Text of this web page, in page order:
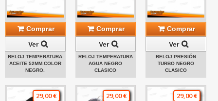
Comprar
Ver
RELOJ TEMPERATURA
ACEITE 52MM.COLOR
NEGRO.
Comprar
Ver
RELOJ TEMPERATURA
AGUA NEGRO
CLASICO
Comprar
Ver
RELOJ PRESIÓN
TURBO NEGRO
CLASICO
29,00 € 29,00 € 29,00 €